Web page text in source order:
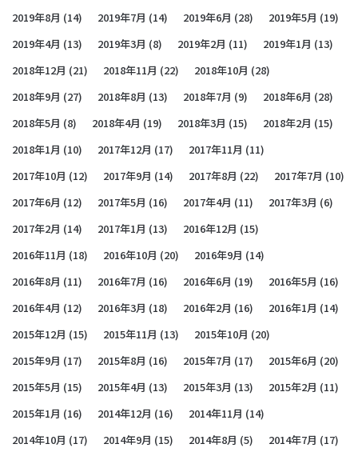
2019年8月 (14) 2019年7月 (14) 2019年6月 (28) 2019年5月 (19)
2019年4月 (13) 2019年3月 (8) 2019年2月 (11) 2019年1月 (13)
2018年12月 (21) 2018年11月 (22) 2018年10月 (28)
2018年9月 (27) 2018年8月 (13) 2018年7月 (9) 2018年6月 (28)
2018年5月 (8) 2018年4月 (19) 2018年3月 (15) 2018年2月 (15)
2018年1月 (10) 2017年12月 (17) 2017年11月 (11)
2017年10月 (12) 2017年9月 (14) 2017年8月 (22) 2017年7月 (10)
2017年6月 (12) 2017年5月 (16) 2017年4月 (11) 2017年3月 (6)
2017年2月 (14) 2017年1月 (13) 2016年12月 (15)
2016年11月 (18) 2016年10月 (20) 2016年9月 (14)
2016年8月 (11) 2016年7月 (16) 2016年6月 (19) 2016年5月 (16)
2016年4月 (12) 2016年3月 (18) 2016年2月 (16) 2016年1月 (14)
2015年12月 (15) 2015年11月 (13) 2015年10月 (20)
2015年9月 (17) 2015年8月 (16) 2015年7月 (17) 2015年6月 (20)
2015年5月 (15) 2015年4月 (13) 2015年3月 (13) 2015年2月 (11)
2015年1月 (16) 2014年12月 (16) 2014年11月 (14)
2014年10月 (17) 2014年9月 (15) 2014年8月 (5) 2014年7月 (17)